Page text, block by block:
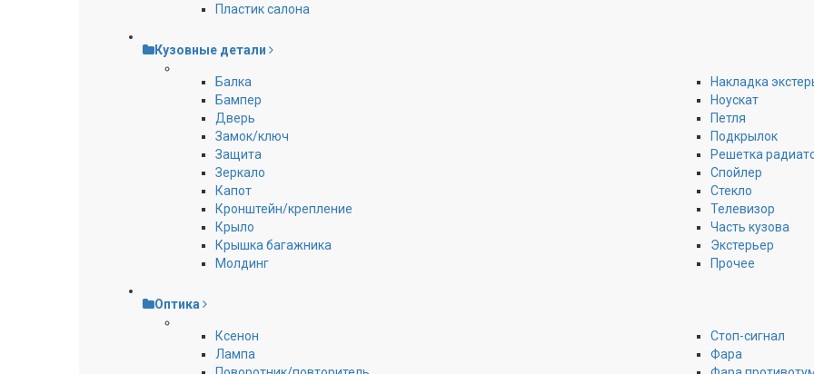
Пластик салона
Кузовные детали
Балка
Бампер
Дверь
Замок/ключ
Защита
Зеркало
Капот
Кронштейн/крепление
Крыло
Крышка багажника
Молдинг
Накладка
Ноускат
Петля
Подкрылок
Решетка
Спойлер
Стекло
Телевизор
Часть кузова
Экстерьер
Прочее
Оптика
Ксенон
Лампа
Стоп-сигнал
Фара